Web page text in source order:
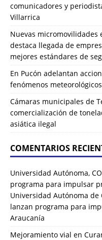
comunicadores y
Villarrica
Nuevas micromovilidades
destaca llegada de
mejores estándares de
En Pucón adelantan
fenómenos meteorológicos
Cámaras municipales de
comercialización de
asiática ilegal
COMENTARIOS
Universidad Autónoma,
programa para impulsar
Universidad Autónoma de
lanzan programa para
Araucanía
Mejoramiento vial en